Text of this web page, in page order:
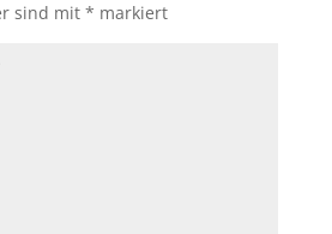
sind mit * markiert